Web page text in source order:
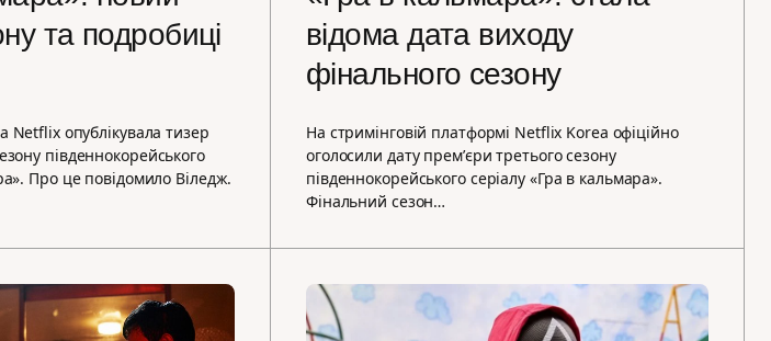
та подробиці
Netflix опублікувала тизер
південнокорейського
Про це повідомило Віледж.
відома дата виходу
фінального сезону
На стримінговій платформі Netflix Korea офіційно
оголосили дату премʼєри третього сезону
південнокорейського серіалу «Гра в кальмара».
Фінальний сезон…